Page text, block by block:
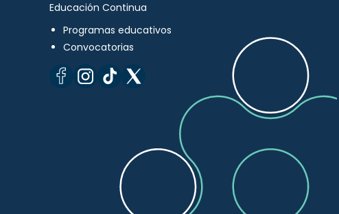
Educación Continua
Programas educativos
Convocatorias